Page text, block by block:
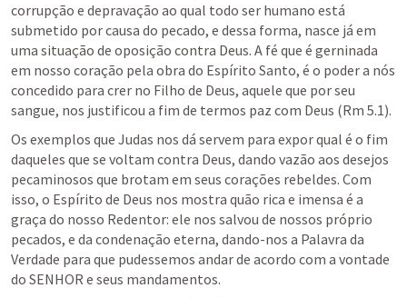
corrupção e depravação ao qual todo ser humano está
submetido por causa do pecado, e dessa forma, nasce já em
uma situação de oposição contra Deus. A fé que é gerninada
em nosso coração pela obra do Espírito Santo, é o poder a nós
concedido para crer no Filho de Deus, aquele que por seu
sangue, nos justificou a fim de termos paz com Deus (Rm 5.1).
Os exemplos que Judas nos dá servem para expor qual é o fim
daqueles que se voltam contra Deus, dando vazão aos desejos
pecaminosos que brotam em seus corações rebeldes. Com
isso, o Espírito de Deus nos mostra quão rica e imensa é a
graça do nosso Redentor: ele nos salvou de nossos próprio
pecados, e da condenação eterna, dando-nos a Palavra da
Verdade para que pudessemos andar de acordo com a vontade
do SENHOR e seus mandamentos.